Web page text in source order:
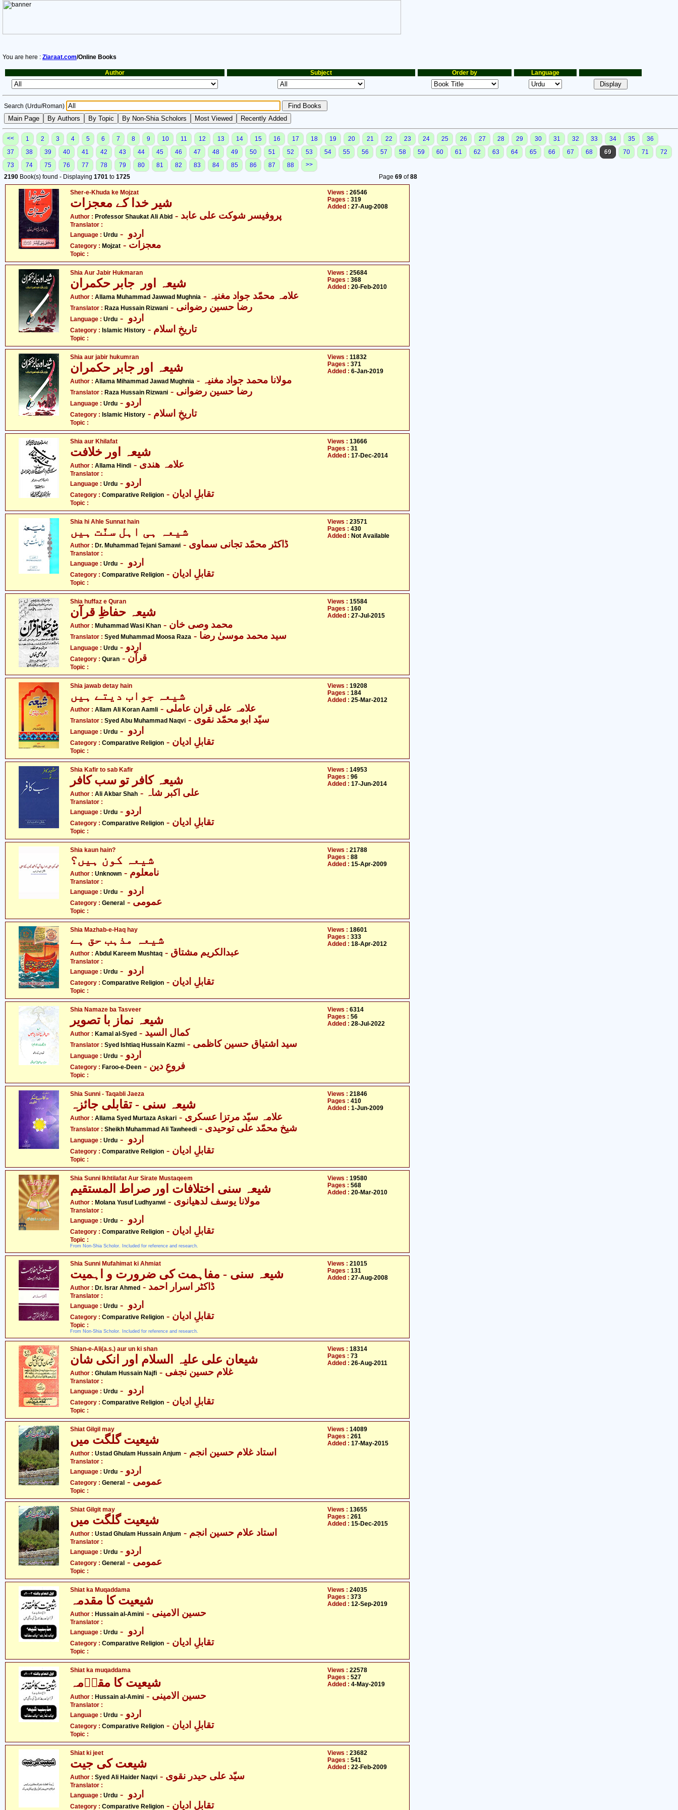
You are here : Ziaraat.com/Online Books
Author Subject Order by Language
Search (Urdu/Roman)
<< 1 2 3 4 5 6 7 8 9 10 11 12 13 14 15 16 17 18 19 20 21 22 23 24 25 26 27 28 29 30 31 32 33 34 35
36
37
38 39 40 41 42 43 44 45 46 47 48 49 50 51 52 53 54 55 56 57 58 59 60 61 62 63 64 65 66 67 68 69 70 71
72
73
74 75 76 77 78 79 80 81 82 83 84 85 86 87 88
>>
2190 Book(s) found - Displaying 1701 to 1725 Page 69of88
Sher-e-Khuda ke Mojzat
Author : Professor Shaukat Ali Abid - پروفیسر شوکت علی عابد
Translator :
Language : Urdu
Category : Mojzat - معجزات
Topic :
Views : 26546
Pages : 319
Added : 27-Aug-2008
Shia Aur Jabir Hukmaran
Author : Allama Muhammad Jawwad Mughnia - علامہ محمّد جواد مغنیہ
Translator : Raza Hussain Rizwani - رضا حسین رضوانی
Language : Urdu
Category : Islamic History - تاریخِ اسلام
Topic :
Views : 25684
Pages : 368
Added : 20-Feb-2010
Shia aur jabir hukumran
شیعہ اور جابر حکمران
Author : Allama Mihammad Jawad Mughnia - مولانا محمد جواد مغنیہ
Translator : Raza Hussain Rizwani - رضا حسین رضوانی
Language : Urdu - اردو
Category : Islamic History - تاریخِ اسلام
Topic :
Views : 11832
Pages : 371
Added : 6-Jan-2019
Shia aur Khilafat
شیعہ اور خلافت
Author : Allama Hindi - علامہ ھندی
Translator :
Language : Urdu - اردو
Category : Comparative Religion - تقابلِ ادیان
Topic :
Views : 13666
Pages : 31
Added : 17-Dec-2014
Shia hi Ahle Sunnat hain
Author : Dr. Muhammad Tejani Samawi - ڈاکٹر محمّد تجانی سماوی
Translator :
Language : Urdu
Category : Comparative Religion - تقابلِ ادیان
Topic :
Views : 23571
Pages : 430
Added : Not Available
Shia huffaz e Quran
شیعہ حفاظِ قرآن
Author : Muhammad Wasi Khan - محمد وصی خان
Translator : Syed Muhammad Moosa Raza - سید محمد موسیٰ رضا
Language : Urdu - اردو
Category : Quran - قرآن
Topic :
Views : 15584
Pages : 160
Added : 27-Jul-2015
Shia jawab detay hain
Author : Allam Ali Koran Aamli - علامہ علی قران عاملی
Translator : Syed Abu Muhammad Naqvi - سیّد ابو محمّد نقوی
Language : Urdu
Category : Comparative Religion - تقابلِ ادیان
Topic :
Views : 19208
Pages : 184
Added : 25-Mar-2012
Shia Kafir to sab Kafir
شیعہ کافر تو سب کافر
Author : Ali Akbar Shah - علی اکبر شاہ
Translator :
Language : Urdu - اردو
Category : Comparative Religion - تقابلِ ادیان
Topic :
Views : 14953
Pages : 96
Added : 17-Jun-2014
Shia kaun hain?
شیعہ کون ہیں؟
Author : Unknown - نامعلوم
Translator :
Language : Urdu
Category : General - عمومی
Topic :
Views : 21788
Pages : 88
Added : 15-Apr-2009
Shia Mazhab-e-Haq hay
شیعہ مذہب حق ہے
Author : Abdul Kareem Mushtaq - عبدالکریم مشتاق
Translator :
Language : Urdu
Category : Comparative Religion - تقابلِ ادیان
Topic :
Views : 18601
Pages : 333
Added : 18-Apr-2012
Shia Namaze ba Tasveer
شیعہ نماز با تصویر
Author : Kamal al-Syed - کمال السید
Translator : Syed Ishtiaq Hussain Kazmi - سید اشتیاق حسین کاظمی
Language : Urdu - اردو
Category : Faroo-e-Deen - فروعِ دین
Topic :
Views : 6314
Pages : 56
Added : 28-Jul-2022
Shia Sunni - Taqabli Jaeza
شیعہ سنی - تقابلی جائزہ
Author : Allama Syed Murtaza Askari - علامہ سیّد مرتزا عسکری
Translator : Sheikh Muhammad Ali Tawheedi
Language : Urdu
Category : Comparative Religion - تقابلِ ادیان
Topic :
Views : 21846
Pages : 410
Added : 1-Jun-2009
Shia Sunni Ikhtilafat Aur Sirate Mustaqeem
Author : Molana Yusuf Ludhyanwi
Translator :
Language : Urdu
Category : Comparative Religion - تقابلِ ادیان
Topic :
From Non-Shia Scholor. Included for reference and research.
Views : 19580
Pages : 568
Added : 20-Mar-2010
Shia Sunni Mufahimat ki Ahmiat
Author : Dr. Israr Ahmed - ڈاکٹر اسرار احمد
Translator :
Language : Urdu
Category : Comparative Religion - تقابلِ ادیان
Topic :
From Non-Shia Scholor. Included for reference and research.
Views : 21015
Pages : 131
Added : 27-Aug-2008
Shian-e-Ali(a.s.) aur un ki shan
شیعان علی علیہ السلام اور انکی شان
Author : Ghulam Hussain Najfi - غلام حسین نجفی
Translator :
Language : Urdu
Category : Comparative Religion - تقابلِ ادیان
Topic :
Views : 18314
Pages : 73
Added : 26-Aug-2011
Shiat Gilgil may
شیعیت گلگت میں
Author : Ustad Ghulam Hussain Anjum - استاد غلام حسین انجم
Translator :
Language : Urdu - اردو
Category : General - عمومی
Topic :
Views : 14089
Pages : 261
Added : 17-May-2015
Shiat Gilgit may
شیعیت گلگت میں
Author : Ustad Ghulam Hussain Anjum - استاد علام حسین انجم
Translator :
Language : Urdu - اردو
Category : General - عمومی
Topic :
Views : 13655
Pages : 261
Added : 15-Dec-2015
Shiat ka Muqaddama
Author : Hussain al-Amini - حسین الامینی
Translator :
Language : Urdu
Category : Comparative Religion - تقابلِ ادیان
Topic :
Views : 24035
Pages : 373
Added : 12-Sep-2019
Shiat ka muqaddama
شیعیت کا مقدؔمہ
Author : Hussain al-Amini - حسین الامینی
Translator :
Language : Urdu - اردو
Category : Comparative Religion - تقابلِ ادیان
Topic :
Views : 22578
Pages : 527
Added : 4-May-2019
Shiat ki jeet
شیعت کی جیت
Author : Syed Ali Haider Naqvi - سیّد علی حیدر نقوی
Translator :
Language : Urdu
Category : Comparative Religion - تقابلِ ادیان
Views : 23682
Pages : 541
Added : 22-Feb-2009